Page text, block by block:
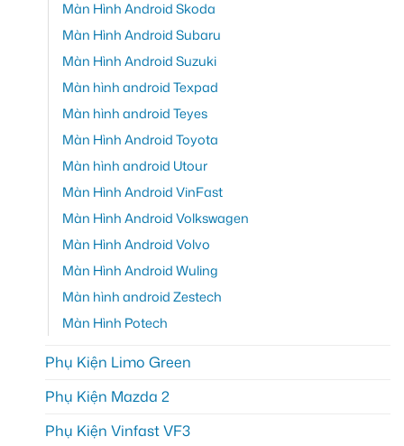
Màn Hình Android Skoda
Màn Hình Android Subaru
Màn Hình Android Suzuki
Màn hình android Texpad
Màn hình android Teyes
Màn Hình Android Toyota
Màn hình android Utour
Màn Hình Android VinFast
Màn Hình Android Volkswagen
Màn Hình Android Volvo
Màn Hình Android Wuling
Màn hình android Zestech
Màn Hình Potech
Phụ Kiện Limo Green
Phụ Kiện Mazda 2
Phụ Kiện Vinfast VF3